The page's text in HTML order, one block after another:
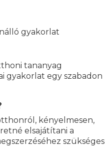
gyakorlat
tananyag
gyakorlat egy szabadon
kényelmesen,
elsajátítani a
szükséges